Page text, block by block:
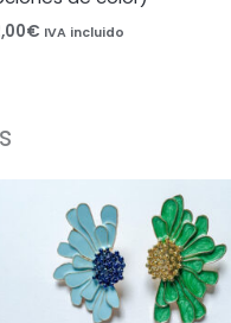
€ IVA incluido
precio
original
era:
9,95€.
precio
actual
es:
7,96€.